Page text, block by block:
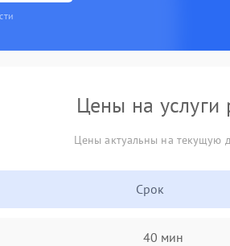
Цены на услуги
Цены актуальны на текущую
Срок
40 мин